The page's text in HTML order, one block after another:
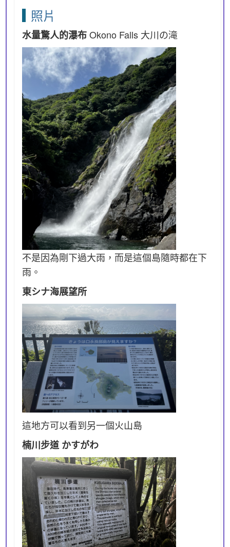
照片
水量驚人的瀑布Okono Falls 大川の滝
不是因為剛下過大雨，而是這個島隨時都在下
雨。
東シナ海展望所
這地方可以看到另一個火山島
楠川步道 かすがわ